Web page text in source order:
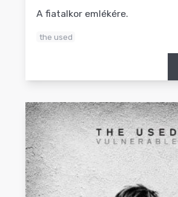
A fiatalkor emlékére.
the used